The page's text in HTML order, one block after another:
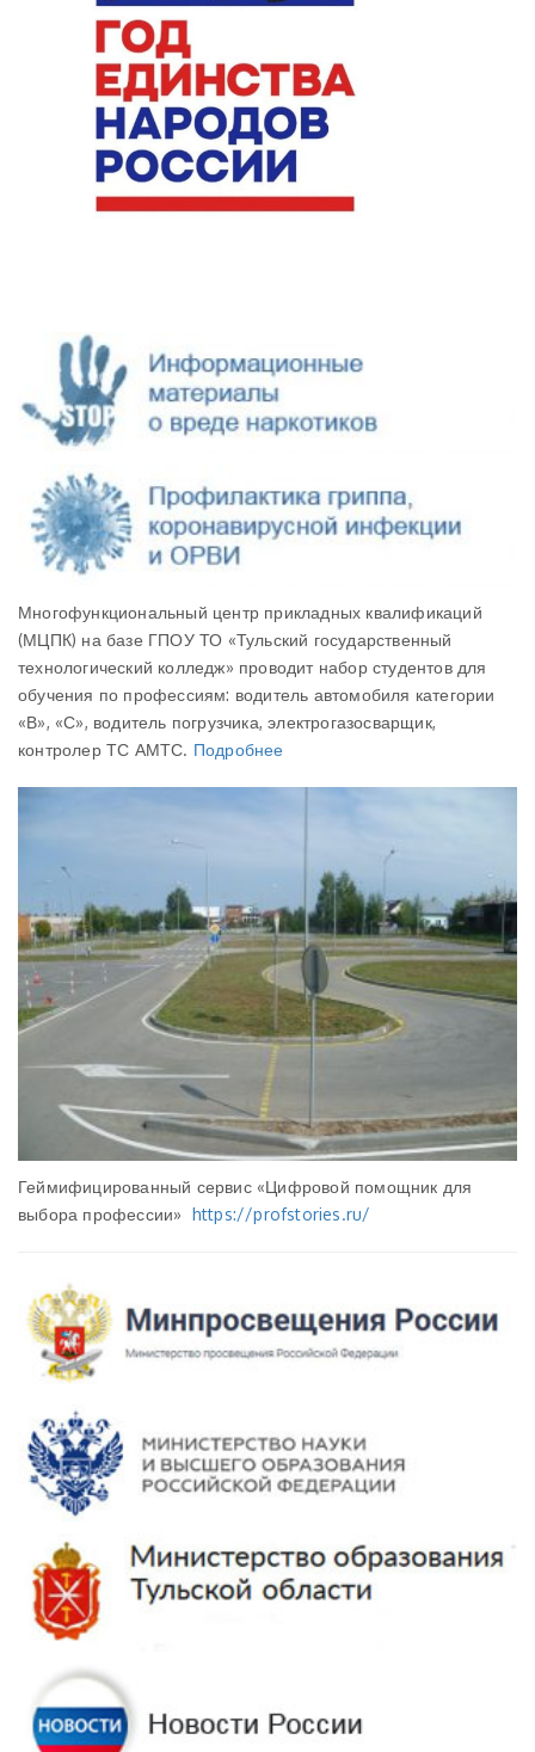
Многофункциональный центр прикладных квалификаций
(МЦПК) на базе ГПОУ ТО «Тульский государственный
технологический колледж» проводит набор студентов для
обучения по профессиям: водитель автомобиля категории
«В», «С», водитель погрузчика, электрогазосварщик,
контролер ТС АМТС. Подробнее
Геймифицированный сервис «Цифровой помощник для
выбора профессии» https://profstories.ru/